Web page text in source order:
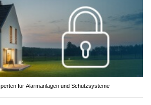
für Alarmanlagen und Schutzsysteme